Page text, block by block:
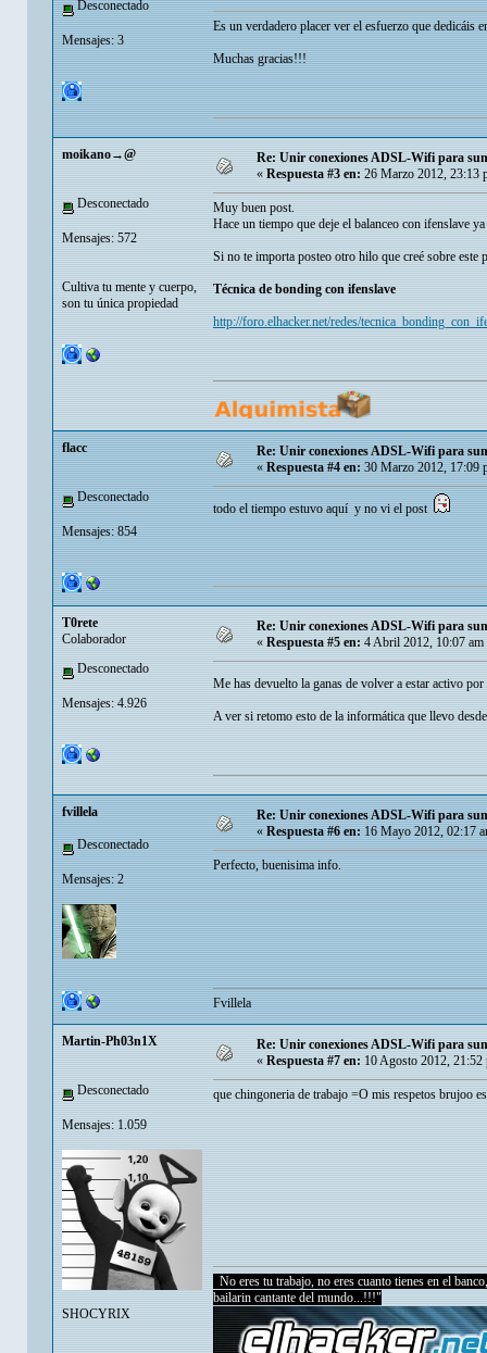
Desconectado
Mensajes: 3
Es un verdadero placer ver el esfuerzo que dedicáis
Muchas gracias!!!
moikano→@
Desconectado
Mensajes: 572
Cultiva tu mente y cuerpo,
son tu única propiedad
Re: Unir conexiones ADSL-Wifi para
« Respuesta #3 en: 26 Marzo 2012, 23:13
Muy buen post.
Hace un tiempo que deje el balanceo con ifenslave
Si no te importa posteo otro hilo que creé sobre este
Técnica de bonding con ifenslave
http://foro.elhacker.net/redes/
flacc
Desconectado
Mensajes: 854
Re: Unir conexiones ADSL-Wifi para
«Respuesta #4 en:30 Marzo 2012, 17:09
todo el tiempo estuvo aquí y no vi el post
T0rete
Colaborador
Desconectado
Mensajes: 4.926
Re: Unir conexiones ADSL-Wifi para
« Respuesta #5 en: 4 Abril 2012, 10:07 am
Me has devuelto la ganas de volver a estar activo
A ver si retomo esto de la informática que llevo
fvillela
Desconectado
Mensajes: 2
Re: Unir conexiones ADSL-Wifi para
«Respuesta #6 en:16 Mayo 2012, 02:17
Perfecto, buenisima info.
Fvillela
Martin-Ph03n1X
Desconectado
Mensajes: 1.059
SHOCYRIX
Re: Unir conexiones ADSL-Wifi para
« Respuesta #7 en: 10 Agosto 2012, 21:52
que chingoneria de trabajo =O mis respetos brujoo
No eres tu trabajo, no eres cuanto tienes en el
bailarin cantante del mundo...!!!"